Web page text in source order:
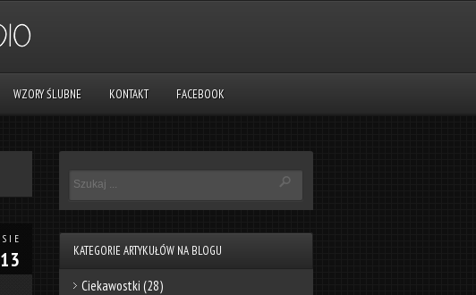
WZORY ŚLUBNE KONTAKT FACEBOOK
SIE
13 KATEGORIE ARTYKUŁÓW NA BLOGU
Ciekawostki (28)